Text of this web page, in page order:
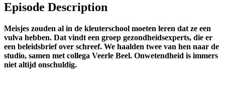
Episode Description
Meisjes zouden al in de kleuterschool moeten leren dat ze een
vulva hebben. Dat vindt een groep gezondheidsexperts, die er
een beleidsbrief over schreef. We haalden twee van hen naar de
studio, samen met collega Veerle Beel. Onwetendheid is immers
niet altijd onschuldig.